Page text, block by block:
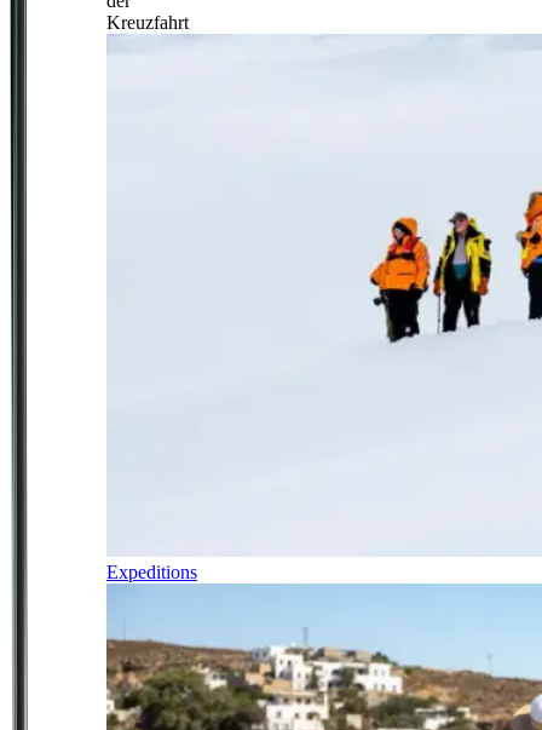
Kreuzfahrt
Expeditions